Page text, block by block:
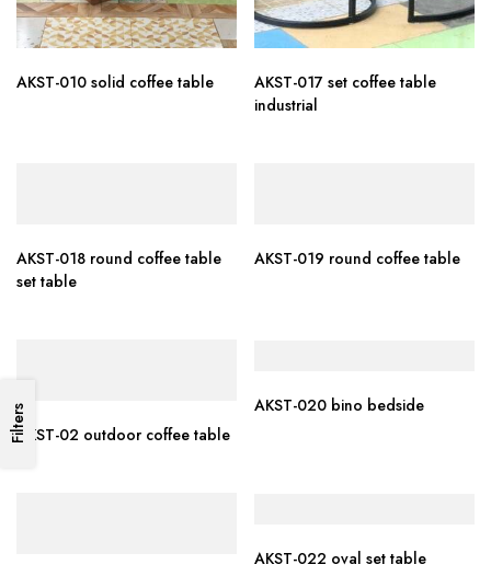
Filters
AKST-010 solid coffee table
AKST-017 set coffee table
industrial
AKST-018 round coffee table
set table
AKST-019 round coffee table
AKST-02 outdoor coffee table
AKST-020 bino bedside
AKST-022 oval set table